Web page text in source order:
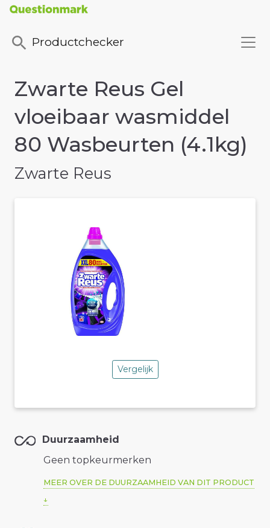
Productchecker
Zwarte Reus Gel
vloeibaar wasmiddel
80 Wasbeurten (4.1kg)
Zwarte Reus
Vergelijk
Duurzaamheid
Geen topkeurmerken
MEER OVER DE DUURZAAMHEID VAN DIT PRODUCT